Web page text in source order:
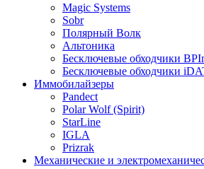
Magic Systems
Sobr
Полярный Волк
Альтоника
Бесключевые обходчики
Бесключевые обходчики
Иммобилайзеры
Pandect
Polar Wolf (Spirit)
StarLine
IGLA
Prizrak
Механические и